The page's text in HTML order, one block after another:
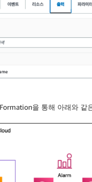
을 통해 아래와 같